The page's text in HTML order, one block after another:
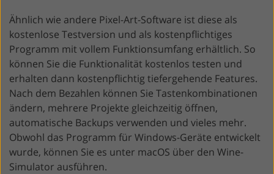
Ähnlich wie andere Pixel-Art-Software ist diese als
kostenlose Testversion und als kostenpflichtiges
Programm mit vollem Funktionsumfang erhältlich. So
können Sie die Funktionalität kostenlos testen und
erhalten dann kostenpflichtig tiefergehende Features.
Nach dem Bezahlen können Sie Tastenkombinationen
ändern, mehrere Projekte gleichzeitig öffnen,
automatische Backups verwenden und vieles mehr.
Obwohl das Programm für Windows-Geräte entwickelt
wurde, können Sie es unter macOS über den Wine-
Simulator ausführen.